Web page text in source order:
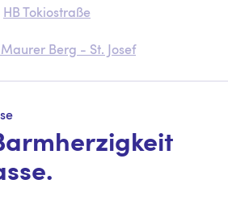
HB Tokiostraße
Berg - St. Josef